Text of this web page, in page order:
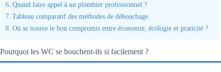
Quand faire appel à un plombier professionnel ?
Tableau comparatif des méthodes de débouchage
Où se trouve le bon compromis entre économie, écologie et praticité ?
Pourquoi les WC se bouchent-ils si facilement ?